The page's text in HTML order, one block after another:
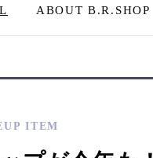
ABOUT B.R.SHOP
ITEM